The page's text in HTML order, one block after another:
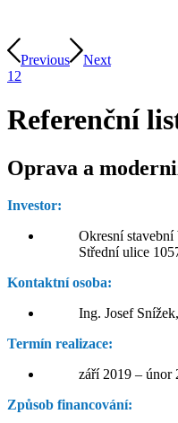
Previous
Next
1 2
Referenční
Oprava a
Investor:
Okresní
Střední ulice
Kontaktní osoba:
Ing. Josef
Termín realizace:
září 2019 – únor
Způsob financování: